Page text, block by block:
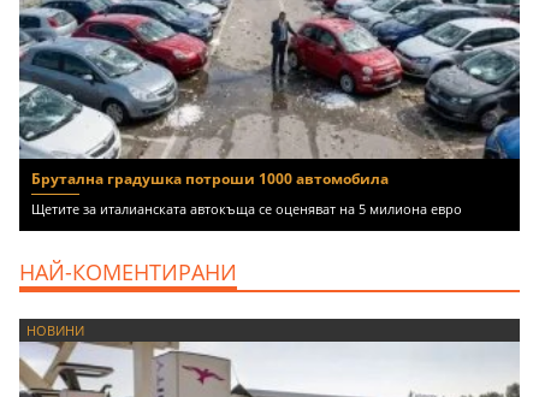
Брутална градушка потроши 1000 автомобила
Щетите за италианската автокъща се оценяват на 5 милиона евро
НАЙ-КОМЕНТИРАНИ
НОВИНИ